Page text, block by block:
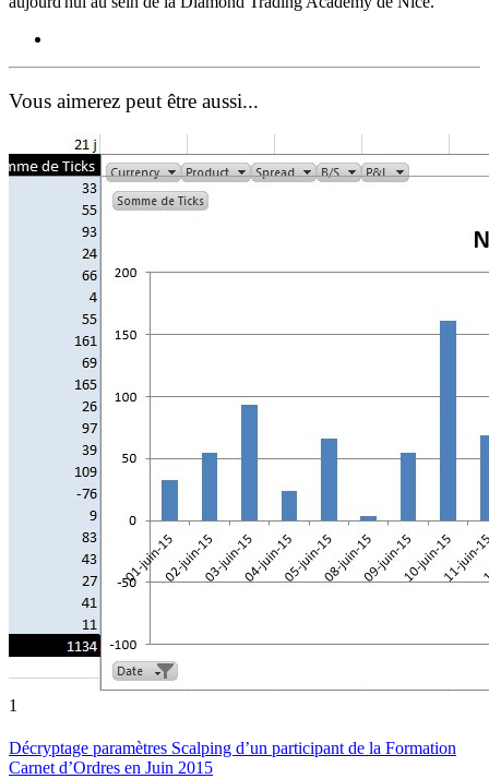
Vous aimerez peut être aussi...
1
Décryptage paramètres Scalping d’un participant de la Formation
Carnet d’Ordres en Juin 2015